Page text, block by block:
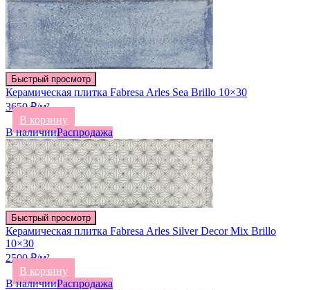
Быстрый просмотр
Керамическая плитка Fabresa Arles Sea Brillo 10×30
3650 ₽/м²
В корзину
В наличииРаспродажа
Быстрый просмотр
Керамическая плитка Fabresa Arles Silver Decor Mix Brillo
10×30
2500 ₽/м²
В корзину
В наличииРаспродажа